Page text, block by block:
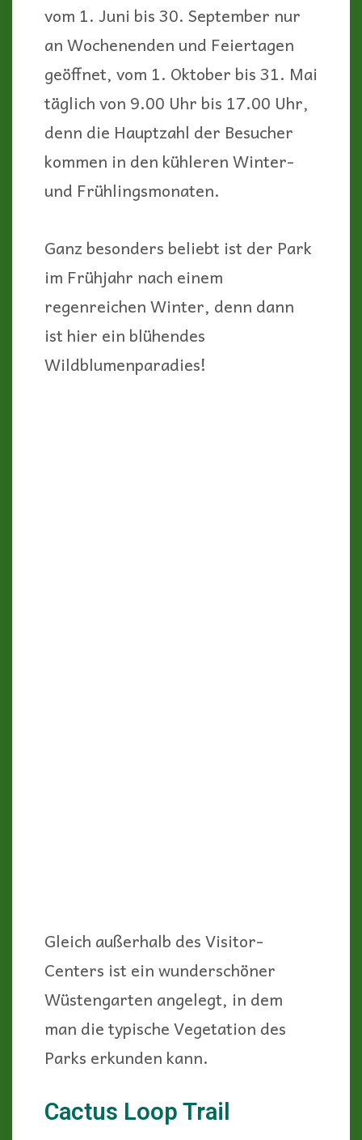
vom 1. Juni bis 30. September nur
an Wochenenden und Feiertagen
geöffnet, vom 1. Oktober bis 31. Mai
täglich von 9.00 Uhr bis 17.00 Uhr,
denn die Hauptzahl der Besucher
kommen in den kühleren Winter-
und Frühlingsmonaten.
Ganz besonders beliebt ist der Park
im Frühjahr nach einem
regenreichen Winter, denn dann
ist hier ein blühendes
Wildblumenparadies!
Gleich außerhalb des Visitor-
Centers ist ein wunderschöner
Wüstengarten angelegt, in dem
man die typische Vegetation des
Parks erkunden kann.
Cactus Loop Trail